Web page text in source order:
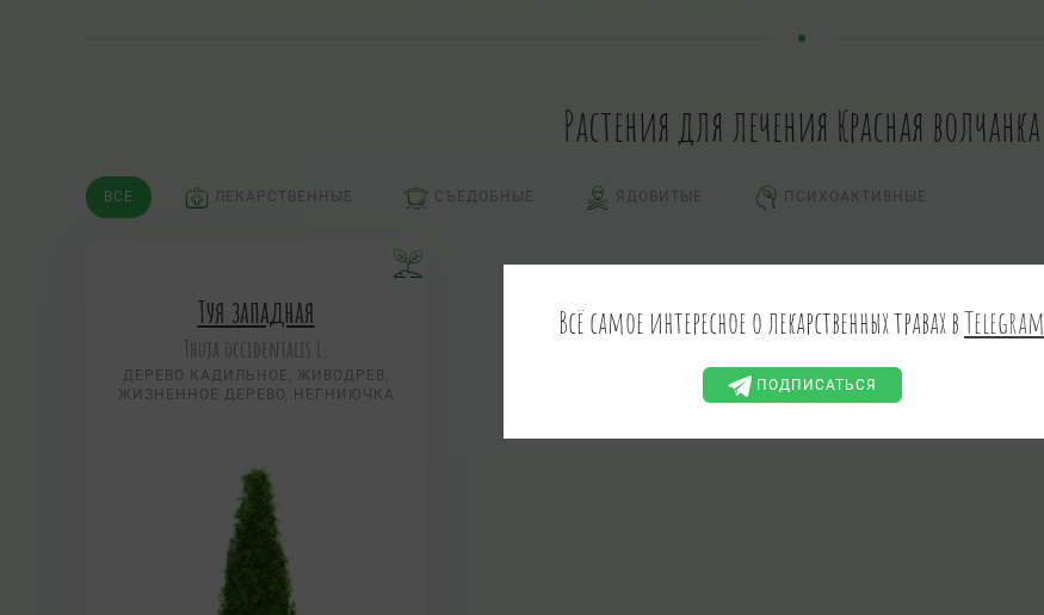
Растения для лечения Красная волчанка
ВСЕ ЛЕКАРСТВЕННЫЕ СЪЕДОБНЫЕ ЯДОВИТЫЕ ПСИХОАКТИВНЫЕ
Туя западная
Thuja occidentalis L.
ДЕРЕВО КАДИЛЬНОЕ, ЖИВОДРЕВ,
ЖИЗНЕННОЕ ДЕРЕВО, НЕГНИЮЧКА
Всё самое интересное о лекарственных травах вTelegram
ПОДПИСАТЬСЯ